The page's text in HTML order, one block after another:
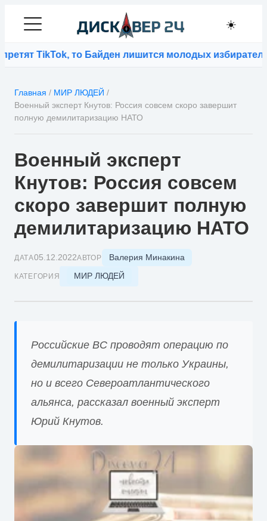
☀️
TikTok, то Байден лишится молодых избирателей⚡
Главная / МИР ЛЮДЕЙ /
Военный эксперт Кнутов: Россия совсем скоро завершит
полную демилитаризацию НАТО
Военный эксперт
Кнутов: Россия совсем
скоро завершит полную
демилитаризацию НАТО
ДАТА05.12.2022АВТОР Валерия Минакина
КАТЕГОРИЯ МИР ЛЮДЕЙ
Российские ВС проводят операцию по
демилитаризации не только Украины,
но и всего Североатлантического
альянса, рассказал военный эксперт
Юрий Кнутов.